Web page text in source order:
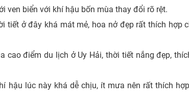
ven biển với khí hậu bốn mùa thay đổi rõ rệt.
tiết ở đây khá mát mẻ, hoa nở đẹp rất thích hợp
cao điểm du lịch ở Uy Hải, thời tiết nắng đẹp,
hậu lúc này khá dễ chịu, ít mưa nên rất thích